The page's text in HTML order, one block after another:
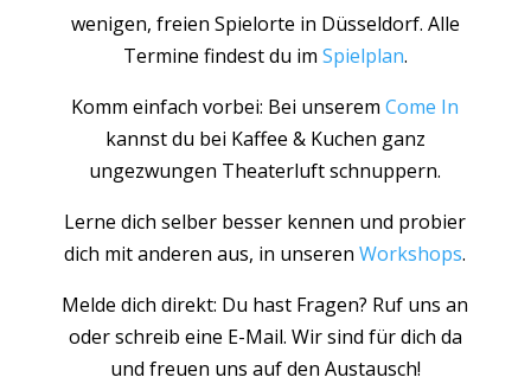
wenigen, freien Spielorte in Düsseldorf. Alle
Termine findest du im Spielplan.
Komm einfach vorbei: Bei unseremCome In
kannst du bei Kaffee & Kuchen ganz
ungezwungen Theaterluft schnuppern.
Lerne dich selber besser kennen und probier
dich mit anderen aus, in unserenWorkshops.
Melde dich direkt: Du hast Fragen? Ruf uns an
oder schreib eine E-Mail. Wir sind für dich da
und freuen uns auf den Austausch!